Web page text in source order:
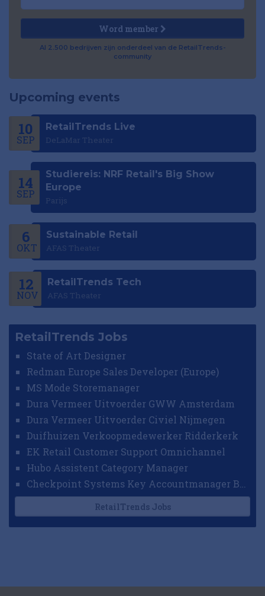
Word member
Al 2.500 bedrijven zijn onderdeel van de RetailTrends-
community
Upcoming events
10
SEP
RetailTrends Live
DeLaMar Theater
14
SEP
Studiereis: NRF Retail's Big Show
Europe
Parijs
6
OKT
Sustainable Retail
AFAS Theater
12
NOV
RetailTrends Tech
AFAS Theater
RetailTrends Jobs
State of Art Designer
Redman Europe Sales Developer (Europe)
MS Mode Storemanager
Dura Vermeer Uitvoerder GWW Amsterdam
Dura Vermeer Uitvoerder Civiel Nijmegen
Duifhuizen Verkoopmedewerker Ridderkerk
EK Retail Customer Support Omnichannel
Hubo Assistent Category Manager
Checkpoint Systems Key Accountmanager Benelux
RetailTrends Jobs